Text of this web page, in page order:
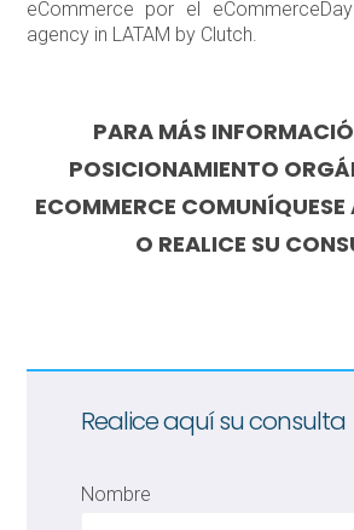
eCommerce por el
agency in LATAM by Clutch.
PARA MÁS
POSICIONAMIENTO
ECOMMERCE
O REALICE SU
Realice aquí su consulta
Nombre